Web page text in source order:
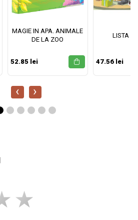
MAGIE IN APA. ANIMALE
DE LA ZOO
52.85 lei
LISTA
47.56 lei
‹ ›